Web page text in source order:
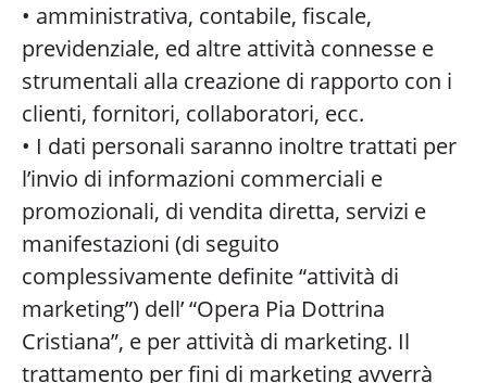
• amministrativa, contabile, fiscale,
previdenziale, ed altre attività connesse e
strumentali alla creazione di rapporto con i
clienti, fornitori, collaboratori, ecc.
• I dati personali saranno inoltre trattati per
l’invio di informazioni commerciali e
promozionali, di vendita diretta, servizi e
manifestazioni (di seguito
complessivamente definite “attività di
marketing”) dell’ “Opera Pia Dottrina
Cristiana”, e per attività di marketing. Il
trattamento per fini di marketing avverrà